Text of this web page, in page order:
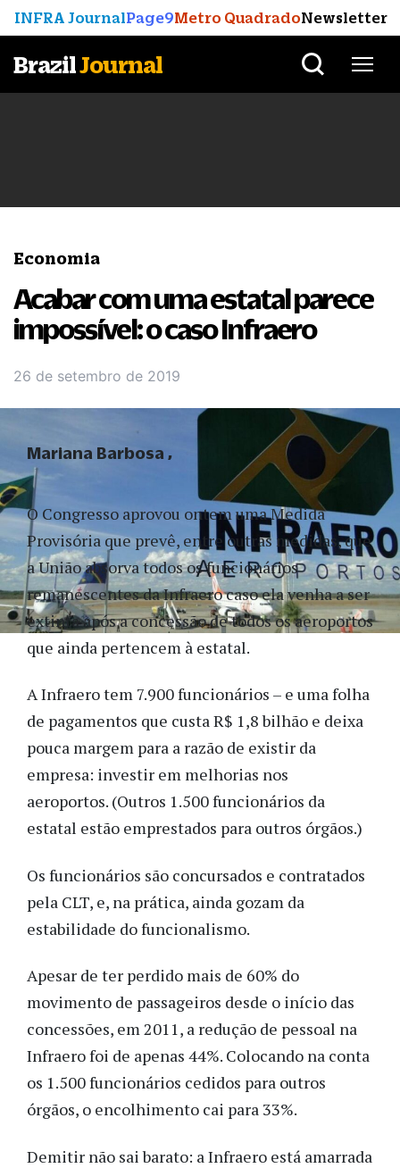
INFRA JournalPage9Metro QuadradoNewsletter
BrazilJournal
Economia
Acabar com uma estatal parece
impossível: o caso Infraero
26 de setembro de 2019
O Congresso aprovou ontem uma Medida
Provisória que prevê, entre outras medidas, que
a União absorva todos os funcionários
remanescentes da Infraero caso ela venha a ser
extinta após a concessão de todos os aeroportos
que ainda pertencem à estatal.
A Infraero tem 7.900 funcionários – e uma folha
de pagamentos que custa R$ 1,8 bilhão e deixa
pouca margem para a razão de existir da
empresa: investir em melhorias nos
aeroportos. (Outros 1.500 funcionários da
estatal estão emprestados para outros órgãos.)
Os funcionários são concursados e contratados
pela CLT, e, na prática, ainda gozam da
estabilidade do funcionalismo.
Apesar de ter perdido mais de 60% do
movimento de passageiros desde o início das
concessões, em 2011, a redução de pessoal na
Infraero foi de apenas 44%. Colocando na conta
os 1.500 funcionários cedidos para outros
órgãos, o encolhimento cai para 33%.
Demitir não sai barato: a Infraero está amarrada
Mariana Barbosa